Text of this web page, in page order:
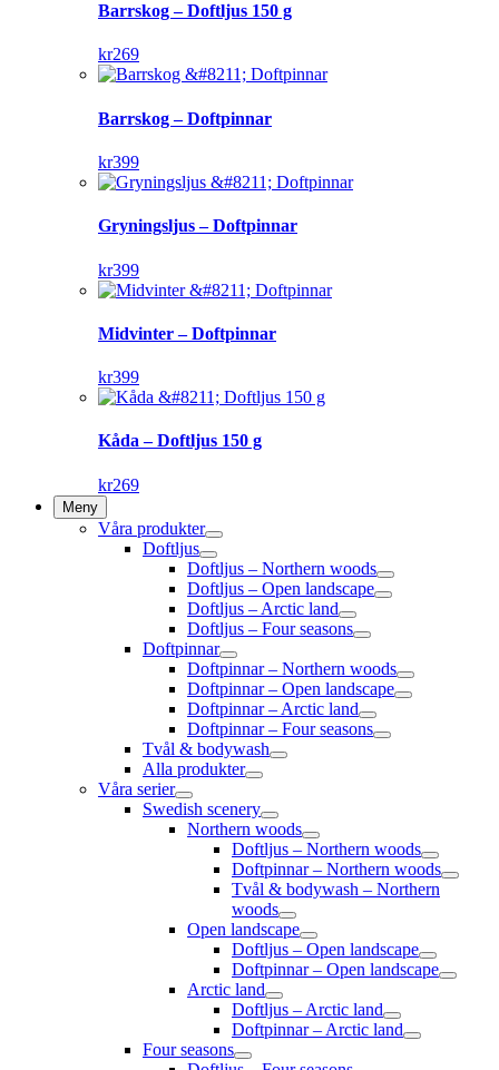
Barrskog – Doftljus 150 g
kr269
Barrskog – Doftpinnar
kr399
Gryningsljus – Doftpinnar
kr399
Midvinter – Doftpinnar
kr399
Kåda – Doftljus 150 g
kr269
Meny
Våra produkter
Doftljus
Doftljus – Northern woods
Doftljus – Open landscape
Doftljus – Arctic land
Doftljus – Four seasons
Doftpinnar
Doftpinnar – Northern woods
Doftpinnar – Open landscape
Doftpinnar – Arctic land
Doftpinnar – Four seasons
Tvål & bodywash
Alla produkter
Våra serier
Swedish scenery
Northern woods
Doftljus – Northern woods
Doftpinnar – Northern woods
Tvål & bodywash – Northern
woods
Open landscape
Doftljus – Open landscape
Doftpinnar – Open landscape
Arctic land
Doftljus – Arctic land
Doftpinnar – Arctic land
Four seasons